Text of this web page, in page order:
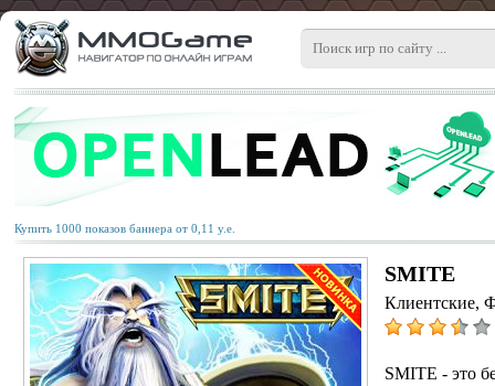
Купить 1000 показов баннера от 0,11 у.е.
SMITE
Клиентские,
SMITE - это